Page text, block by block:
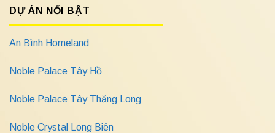
DỰ ÁN NỔI BẬT
An Bình Homeland
Noble Palace Tây Hồ
Noble Palace Tây Thăng Long
Noble Crystal Long Biên